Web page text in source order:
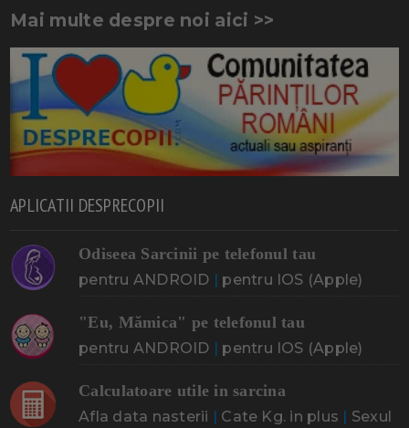
Mai multe despre noi aici >>
APLICATII DESPRECOPII
Odiseea Sarcinii pe telefonul tau
pentru ANDROID pentru IOS (Apple)
"Eu, Mămica" pe telefonul tau
pentru ANDROID pentru IOS (Apple)
Calculatoare utile in sarcina
Afla data nasterii Cate Kg. in plus
Sexul